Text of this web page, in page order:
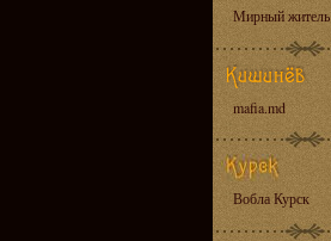
Мирный житель
mafia.md
Вобла Курск